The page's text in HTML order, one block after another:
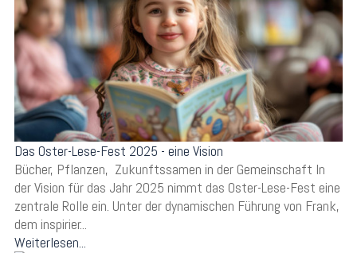
Das Oster-Lese-Fest 2025 - eine Vision
Bücher, Pflanzen, Zukunftssamen in der Gemeinschaft In
der Vision für das Jahr 2025 nimmt das Oster-Lese-Fest eine
zentrale Rolle ein. Unter der dynamischen Führung von Frank,
dem inspirier...
Weiterlesen...